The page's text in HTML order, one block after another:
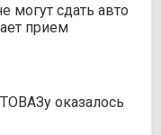
могут сдать авто
прием
оказалось